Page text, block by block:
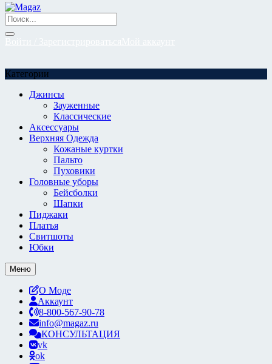
Категории
Джинсы
Зауженные
Классические
Аксессуары
Верхняя Одежда
Кожаные куртки
Пальто
Пуховики
Головные уборы
Бейсболки
Шапки
Пиджаки
Платья
Свитшоты
Юбки
Меню
О Моде
Аккаунт
8-800-567-90-78
info@magaz.ru
КОНСУЛЬТАЦИЯ
vk
ok